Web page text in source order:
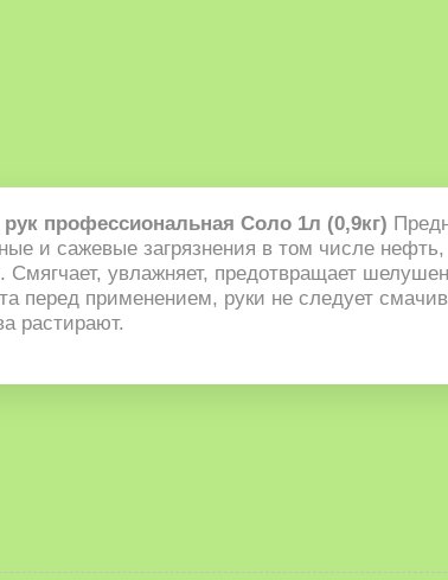
профессиональная Соло 1л (0,9кг)
и сажевые загрязнения в том числе
Смягчает, увлажняет, предотвращает
применением, руки не следует
растирают.